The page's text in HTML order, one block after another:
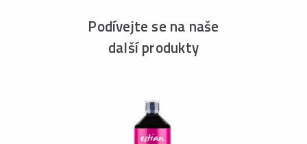
Podívejte se na naše
další produkty